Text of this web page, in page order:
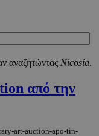
αναζητώντας Nicosia.
από την
art-auction-apo-tin-